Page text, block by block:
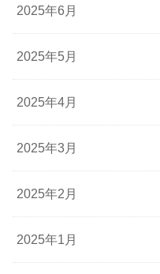
2025年6月
2025年5月
2025年4月
2025年3月
2025年2月
2025年1月